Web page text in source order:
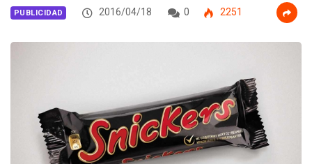
PUBLICIDAD 2016/04/18 0 2251